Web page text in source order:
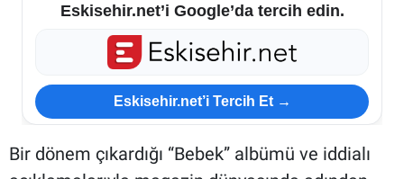
Eskisehir.net’i Google’da tercih edin.
Eskisehir.net’i Tercih Et →
Bir dönem çıkardığı “Bebek” albümü ve iddialı